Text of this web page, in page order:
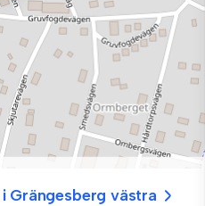
Grängesberg västra